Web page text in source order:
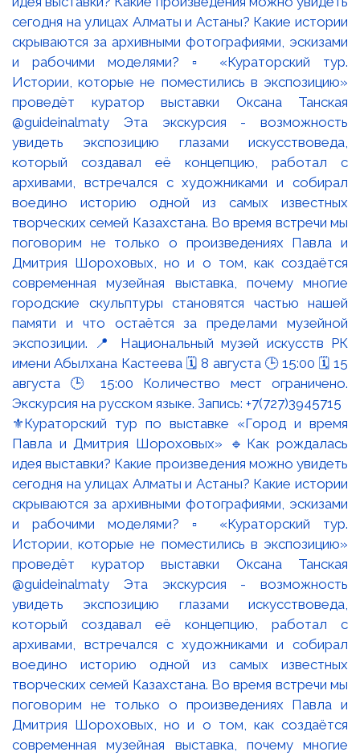
⚜️Кураторский тур по выставке «Город и время
Павла и Дмитрия Шороховых» 🔹Как рождалась
идея выставки? Какие произведения можно увидеть
сегодня на улицах Алматы и Астаны? Какие истории
скрываются за архивными фотографиями, эскизами
и рабочими моделями? ▫️ «Кураторский тур.
Истории, которые не поместились в экспозицию»
проведёт куратор выставки Оксана Танская
@guideinalmaty Эта экскурсия - возможность
увидеть экспозицию глазами искусствоведа,
который создавал её концепцию, работал с
архивами, встречался с художниками и собирал
воедино историю одной из самых известных
творческих семей Казахстана. Во время встречи мы
поговорим не только о произведениях Павла и
Дмитрия Шороховых, но и о том, как создаётся
современная музейная выставка, почему многие